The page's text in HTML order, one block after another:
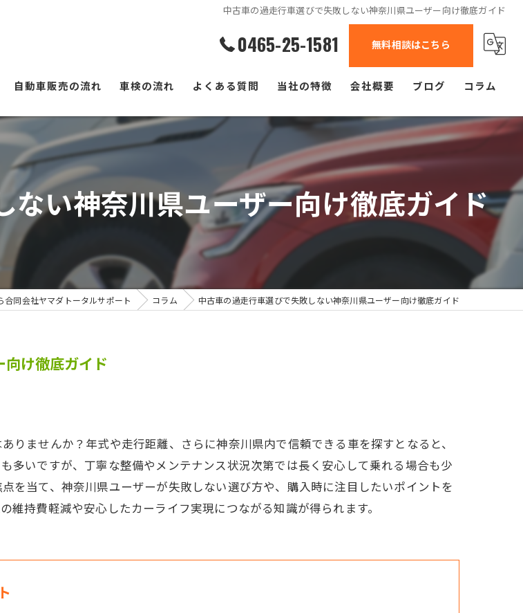
中古車の過走行車選びで失敗しない神奈川県ユーザー向け徹底ガイド
0465-25-1581 無料相談はこちら
自動車販売の流れ 車検の流れ よくある質問 当社の特徴
自動車
軽自動車
中古車
塗装
会社概要 ブログ コラム
ない神奈川県ユーザー向け徹底ガイド
合同会社ヤマダトータルサポート コラム 中古車の過走行車選びで失敗しない神奈川県ユーザー向け徹底ガイド
け徹底ガイド
ませんか？年式や走行距離、さらに神奈川県内で信頼できる車を探すとなると、
多いですが、丁寧な整備やメンテナンス状況次第では長く安心して乗れる場合も少
を当て、神奈川県ユーザーが失敗しない選び方や、購入時に注目したいポイントを
持費軽減や安心したカーライフ実現につながる知識が得られます。